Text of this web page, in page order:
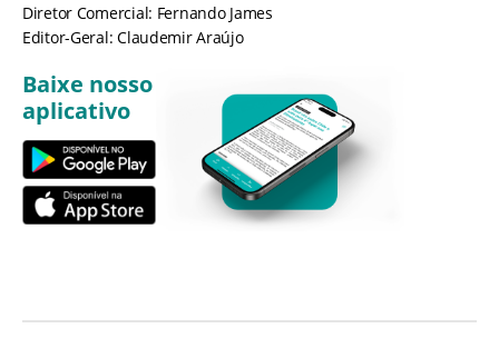
Diretor Comercial: Fernando James
Editor-Geral: Claudemir Araújo
Baixe nosso
aplicativo